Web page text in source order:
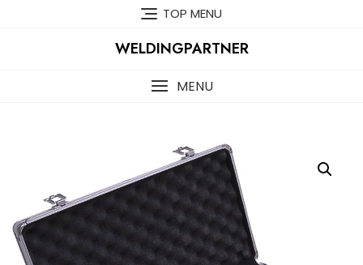
TOP MENU
WELDINGPARTNER
MENU